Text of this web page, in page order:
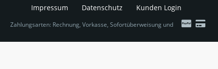
Impressum Datenschutz Kunden Login
Zahlungsarten: Rechnung, Vorkasse, Sofortüberweisung und